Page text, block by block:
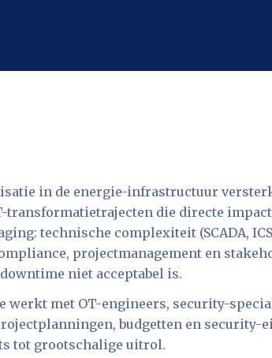
in de energie-infrastructuur
transformatietrajecten die directe
technische complexiteit (SCADA,
projectmanagement en
niet acceptabel is.
werkt met OT-engineers, security-
budgetten en security-
tot grootschalige uitrol.